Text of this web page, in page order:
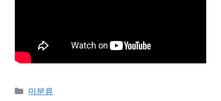
Categories
미분류